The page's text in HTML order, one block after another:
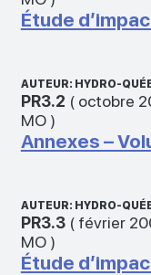
Étude
AUTEUR: HYDRO-
PR3.2 ( octobre
MO)
Annexes –
AUTEUR: HYDRO-
PR3.3( février
MO)
Étude